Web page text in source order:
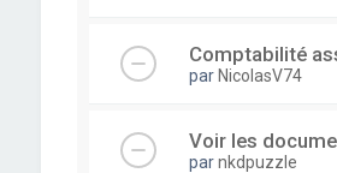
Comptabilité
par NicolasV74
Voir les
parnkdpuzzle